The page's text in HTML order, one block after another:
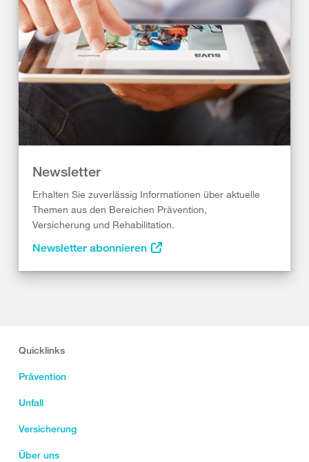
Newsletter
Erhalten Sie zuverlässig Informationen über aktuelle
Themen aus den Bereichen Prävention,
Versicherung und Rehabilitation.
Newsletter abonnieren
Quicklinks
Prävention
Unfall
Versicherung
Über uns